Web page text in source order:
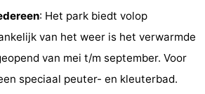
: Het park biedt volop
van het weer is het verwarmde
van mei t/m september. Voor
speciaal peuter- en kleuterbad.